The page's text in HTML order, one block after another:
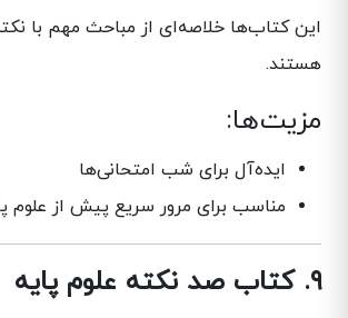
این کتاب‌ها خلاصه‌ای از مباحث مهم با
هستند.
مزیت‌ها:
ایده‌آل برای شب امتحانی‌ها
مناسب برای مرور سریع پیش از علوم
۹. کتاب صد نکته علوم پایه